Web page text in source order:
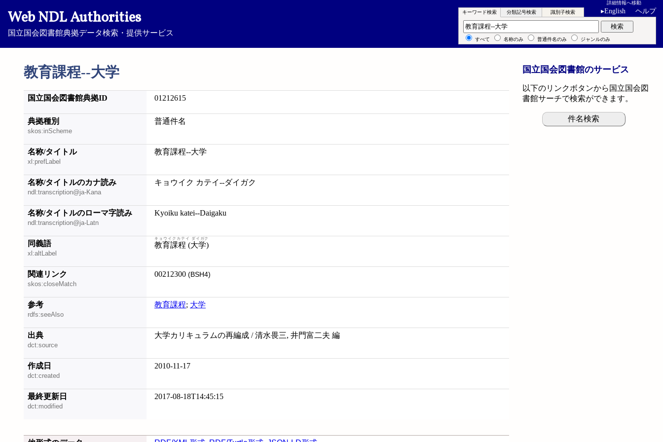
Web NDL Authorities
国立国会図書館典拠データ検索・提供サービス
詳細情報へ移動
▸English ヘルプ
教育課程--大学
キーワード検索 分類記号検索 識別子検索
キーワード検索 検索
すべて 名称のみ 普通件名のみ ジャンルのみ
国立国会図書館典拠ID 01212615
典拠種別
skos:inScheme
普通件名
名称/タイトル
xl:prefLabel
教育課程--大学
名称/タイトルのカナ読み
ndl:transcription@ja-Kana
キョウイク カテイ--ダイガク
名称/タイトルのローマ字読み
ndl:transcription@ja-Latn
Kyoiku katei--Daigaku
同義語
xl:altLabel
教育課程 (大学)
キョウイクカテイ ダイガク
関連リンク
skos:closeMatch
00212300 (BSH4)
参考
rdfs:seeAlso
教育課程; 大学
出典
dct:source
大学カリキュラムの再編成 / 清水畏三, 井門富二夫 編
作成日
dct:created
2010-11-17
最終更新日
dct:modified
2017-08-18T14:45:15
国立国会図書館のサービス
以下のリンクボタンから国立国会図
書館サーチで検索ができます。
件名検索